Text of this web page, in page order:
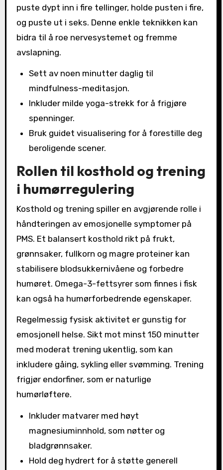
puste dypt inn i fire tellinger, holde pusten i fire,
og puste ut i seks. Denne enkle teknikken kan
bidra til å roe nervesystemet og fremme
avslapning.
Sett av noen minutter daglig til
mindfulness-meditasjon.
Inkluder milde yoga-strekk for å frigjøre
spenninger.
Bruk guidet visualisering for å forestille deg
beroligende scener.
Rollen til kosthold og trening
i humørregulering
Kosthold og trening spiller en avgjørende rolle i
håndteringen av emosjonelle symptomer på
PMS. Et balansert kosthold rikt på frukt,
grønnsaker, fullkorn og magre proteiner kan
stabilisere blodsukkernivåene og forbedre
humøret. Omega-3-fettsyrer som finnes i fisk
kan også ha humørforbedrende egenskaper.
Regelmessig fysisk aktivitet er gunstig for
emosjonell helse. Sikt mot minst 150 minutter
med moderat trening ukentlig, som kan
inkludere gåing, sykling eller svømming. Trening
frigjør endorfiner, som er naturlige
humørløftere.
Inkluder matvarer med høyt
magnesiuminnhold, som nøtter og
bladgrønnsaker.
Hold deg hydrert for å støtte generell